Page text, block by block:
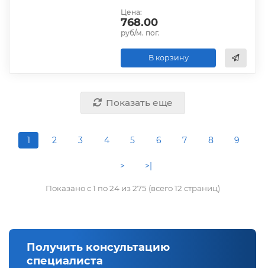
Цена:
768.00
руб/м. пог.
В корзину
Показать еще
1 2 3 4 5 6 7 8 9
> >|
Показано с 1 по 24 из 275 (всего 12 страниц)
Получить консультацию
специалиста